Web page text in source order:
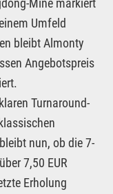
Mine markiert
Umfeld
bleibt Almonty
Angebotspreis
Turnaround-
nun, ob die 7-
7,50 EUR
Erholung